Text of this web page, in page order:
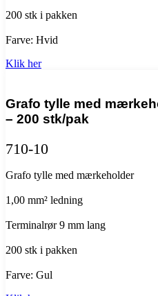
200 stk i pakken
Farve: Hvid
Klik her
Grafo tylle med
– 200 stk/pak
710-10
Grafo tylle med mærkeholder
1,00 mm² ledning
Terminalrør 9 mm lang
200 stk i pakken
Farve: Gul